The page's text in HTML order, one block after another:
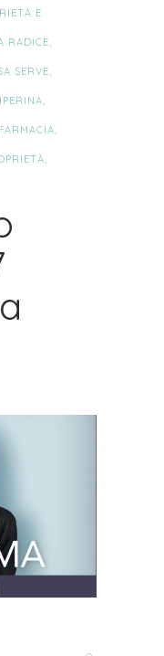
E
RADICE,
SERVE,
,
,
,